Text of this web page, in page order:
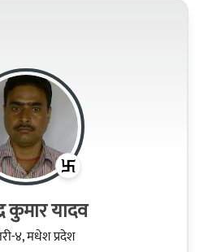
कुमार यादव
४, मधेश प्रदेश